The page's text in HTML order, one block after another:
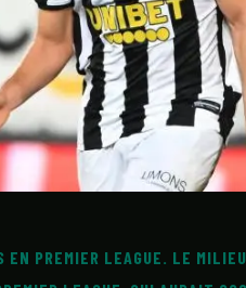
PREMIER LEAGUE. LE